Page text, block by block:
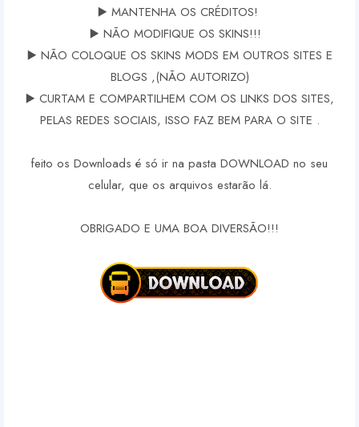
▶️ MANTENHA OS CRÉDITOS!
▶️ NÃO MODIFIQUE OS SKINS!!!
▶️ NÃO COLOQUE OS SKINS MODS EM OUTROS SITES E
BLOGS ,(NÃO AUTORIZO)
▶️ CURTAM E COMPARTILHEM COM OS LINKS DOS SITES,
PELAS REDES SOCIAIS, ISSO FAZ BEM PARA O SITE .
feito os Downloads é só ir na pasta DOWNLOAD no seu
celular, que os arquivos estarão lá.
OBRIGADO E UMA BOA DIVERSÃO!!!